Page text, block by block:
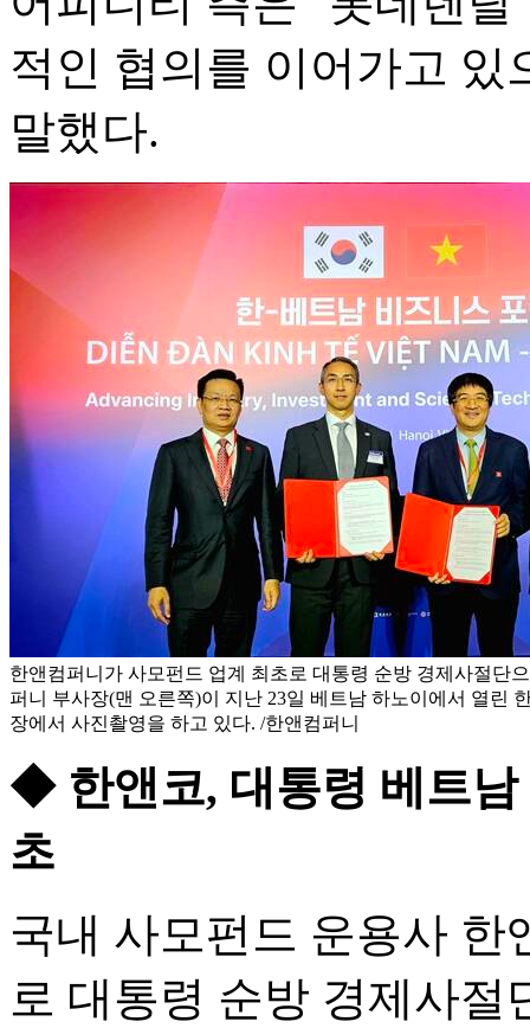
적인 협의를 이어가고
말했다.
한앤컴퍼니가 사모펀드 업계 최초로 대통령 순방 경제사절단
퍼니 부사장(맨 오른쪽)이 지난 23일 베트남 하노이에서 열린
장에서 사진촬영을 하고 있다. /한앤컴퍼니
◆ 한앤코, 대통령 베트
초
국내 사모펀드 운용사 한
로 대통령 순방 경제사절